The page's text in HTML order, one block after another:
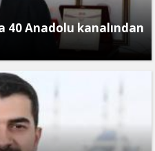
40 Anadolu kanalından